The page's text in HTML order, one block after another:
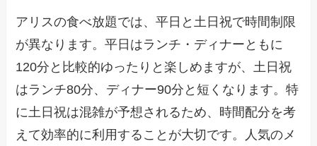
アリスの食べ放題では、平日と土日祝で時間制限
が異なります。平日はランチ・ディナーともに
120分と比較的ゆったりと楽しめますが、土日祝
はランチ80分、ディナー90分と短くなります。特
に土日祝は混雑が予想されるため、時間配分を考
えて効率的に利用することが大切です。人気のメ